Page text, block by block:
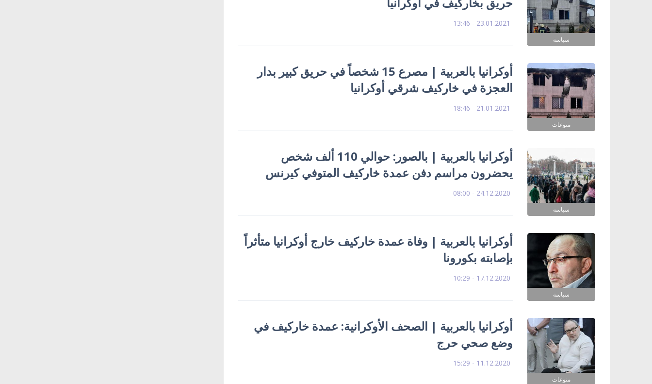
سياسة
23.01.2021 - 13:46
منوعات
أوكرانيا بالعربية | مصرع 15 شخصاً في حريق كبير بدار
العجزة في خاركيف شرقي أوكرانيا
21.01.2021 - 18:46
سياسة
أوكرانيا بالعربية | بالصور: حوالي 110 ألف شخص
يحضرون مراسم دفن عمدة خاركيف المتوفي كيرنس
24.12.2020 - 08:00
سياسة
أوكرانيا بالعربية | وفاة عمدة خاركيف خارج أوكرانيا متأثراً
بإصابته بكورونا
17.12.2020 - 10:29
منوعات
أوكرانيا بالعربية | الصحف الأوكرانية: عمدة خاركيف في
وضع صحي حرج
11.12.2020 - 15:29